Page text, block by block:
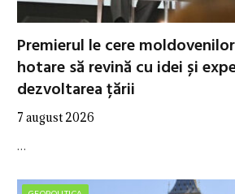
Premierul le cere
hotare să revină cu idei și
dezvoltarea țării
7 august 2026
…